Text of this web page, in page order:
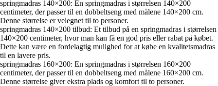
springmadras 140×200: En springmadras i størrelsen 140×200
centimeter, der passer til en dobbeltseng med målene 140×200 cm.
Denne størrelse er velegnet til to personer.
springmadras 140×200 tilbud: Et tilbud på en springmadras i størrelsen
140×200 centimeter, hvor man kan få en god pris eller rabat på købet.
Dette kan være en fordelagtig mulighed for at købe en kvalitetsmadras
til en lavere pris.
springmadras 160×200: En springmadras i størrelsen 160×200
centimeter, der passer til en dobbeltseng med målene 160×200 cm.
Denne størrelse giver ekstra plads og komfort til to personer.